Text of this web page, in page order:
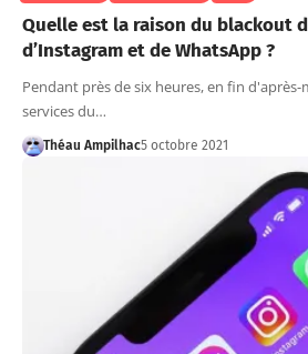
Quelle est la raison du blackout
d’Instagram et de WhatsApp ?
Pendant près de six heures, en fin d'après-
services du…
Théau Ampilhac5 octobre 2021